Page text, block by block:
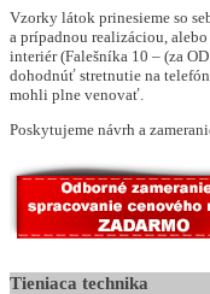
Vzorky látok prinesieme so
a prípadnou realizáciou,
interiér (Falešníka 10 – (za
dohodnúť stretnutie na
mohli plne venovať.
Poskytujeme návrh a
Tieniaca technika